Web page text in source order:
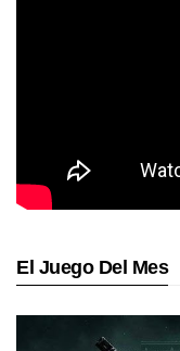
El Juego Del Mes